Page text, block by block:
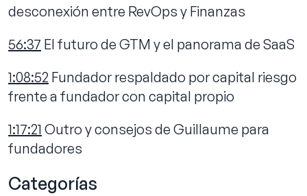
desconexión entre RevOps y Finanzas
56:37 El futuro de GTM y el panorama de SaaS
1:08:52 Fundador respaldado por capital riesgo
frente a fundador con capital propio
1:17:21 Outro y consejos de Guillaume para
fundadores‍
Categorías